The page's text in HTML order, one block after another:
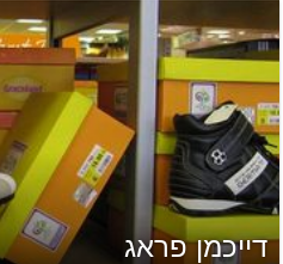
דייכמן פראג